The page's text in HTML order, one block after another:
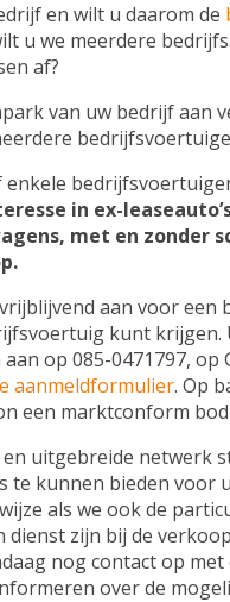
en wilt u daarom de
u we meerdere
af?
van uw bedrijf aan
enkele
in ex-
met en zonder
aan voor een
kunt krijgen.
op 085-0471797, op
aanmeldformulier. Op
een marktconform
uitgebreide netwerk
te kunnen bieden voor
als we ook de
dienst zijn bij de
nog contact op met
over de